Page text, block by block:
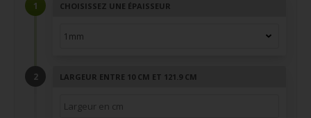
CHOISISSEZ UNE ÉPAISSEUR
LARGEUR ENTRE 10 CM ET 121.9 CM